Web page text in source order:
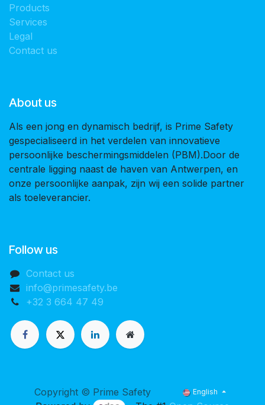
Products
Services
Legal
Contact us
About us
Als een jong en dynamisch bedrijf, is Prime Safety
gespecialiseerd in het verdelen van innovatieve
persoonlijke beschermingsmiddelen (PBM).Door de
centrale ligging naast de haven van Antwerpen, en
onze persoonlijke aanpak, zijn wij een solide partner
als toeleverancier.
Follow us
Contact us
info@primesafety.be
+32 3 664 47 49
Copyright © Prime Safety English